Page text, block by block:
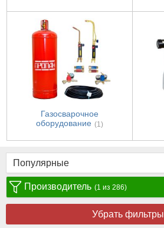
Газосварочное
оборудование (1)
Производитель (1 из 286)
Убрать фильтры